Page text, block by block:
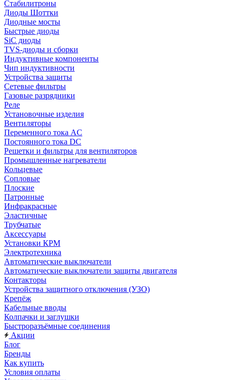
Стабилитроны
Диоды Шоттки
Диодные мосты
Быстрые диоды
SiC диоды
TVS-диоды и сборки
Индуктивные компоненты
Чип индуктивности
Устройства защиты
Сетевые фильтры
Газовые разрядники
Реле
Установочные изделия
Вентиляторы
Переменного тока AC
Постоянного тока DC
Решетки и фильтры для вентиляторов
Промышленные нагреватели
Кольцевые
Сопловые
Плоские
Патронные
Инфракрасные
Эластичные
Трубчатые
Аксессуары
Установки КРМ
Электротехника
Автоматические выключатели
Автоматические выключатели защиты двигателя
Контакторы
Устройства защитного отключения (УЗО)
Крепёж
Кабельные вводы
Колпачки и заглушки
Быстроразъёмные соединения
Акции
Блог
Бренды
Как купить
Условия оплаты